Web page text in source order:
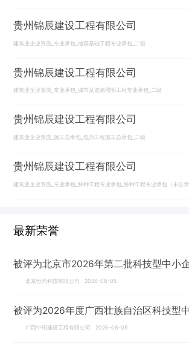
贵州锦辰建设工程有限公司
建筑业企业资质_专业承包_地基基础工程专业承包_二级
贵州锦辰建设工程有限公司
建筑业企业资质_专业承包_城市及道路照明工程专业承包_二级
贵州锦辰建设工程有限公司
建筑业企业资质_施工总承包_电力工程施工总承包_二级
贵州锦辰建设工程有限公司
建筑业企业资质_专业承包_特种工程专业承包_特种工程专业承包（未公
最新荣誉
被评为北京市2026年第二批科技型中小
北京恒尚科技有限公司 2026-08-05
被评为2026年度广西壮族自治区科技型
广西中珩建设工程有限公司 2026-08-05